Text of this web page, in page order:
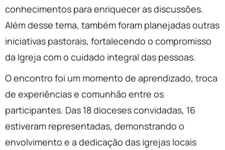
conhecimentos para enriquecer as discussões.
Além desse tema, também foram planejadas outras
iniciativas pastorais, fortalecendo o compromisso
da Igreja com o cuidado integral das pessoas.
O encontro foi um momento de aprendizado, troca
de experiências e comunhão entre os
participantes. Das 18 dioceses convidadas, 16
estiveram representadas, demonstrando o
envolvimento e a dedicação das igrejas locais